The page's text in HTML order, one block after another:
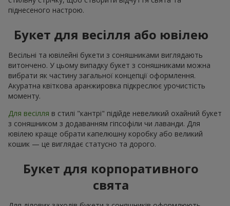
піднесеного настрою.
Букет для весілля або ювілею
Весільні та ювілейні букети з соняшниками виглядають
витончено. У цьому випадку букет з соняшниками можна
вибрати як частину загальної концепції оформлення.
Акуратна квіткова аранжировка підкреслює урочистість
моменту.
Для весілля в стилі "кантрі" підійде невеликий охайний букет
з соняшником з додаванням гіпсофіли чи лаванди. Для
ювілею краще обрати капелюшну коробку або великий
кошик — це виглядає статусно та дорого.
Букет для корпоративного
свята